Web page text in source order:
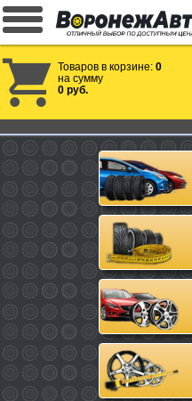
Товаров в корзине: 0
на сумму
0 руб.